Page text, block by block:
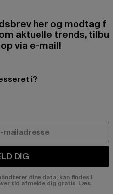
her og modtag f
aktuelle trends, tilbu
via e-mail!
i?
DIG
dine data, kan findes i
tid afmelde dig gratis. Læs